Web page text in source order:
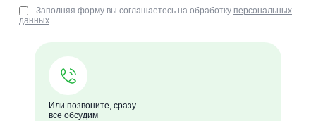
Или позвоните, сразу
все обсудим
Заполняя форму вы соглашаетесь на обработку персональных
данных